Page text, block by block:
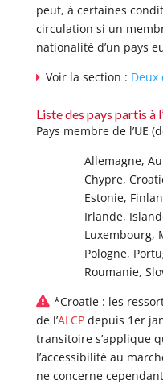
peut, à certaines
circulation si un
nationalité d’un pays
Voir la section : Deux
Liste des pays partis à
Pays membre de l’UE
Allemagne,
Chypre,
Estonie,
Irlande,
Luxembourg,
Pologne,
Roumanie,
*Croatie : les
de l’ALCPdepuis 1er
transitoire s’applique
l’accessibilité au
ne concerne